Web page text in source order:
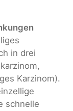
in drei
Karzinom).
schnelle